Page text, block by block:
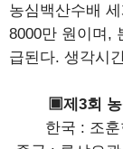
농심백산수배
8000만 원이며,
급된다. 생각시
▣제3회 농
한국 : 조